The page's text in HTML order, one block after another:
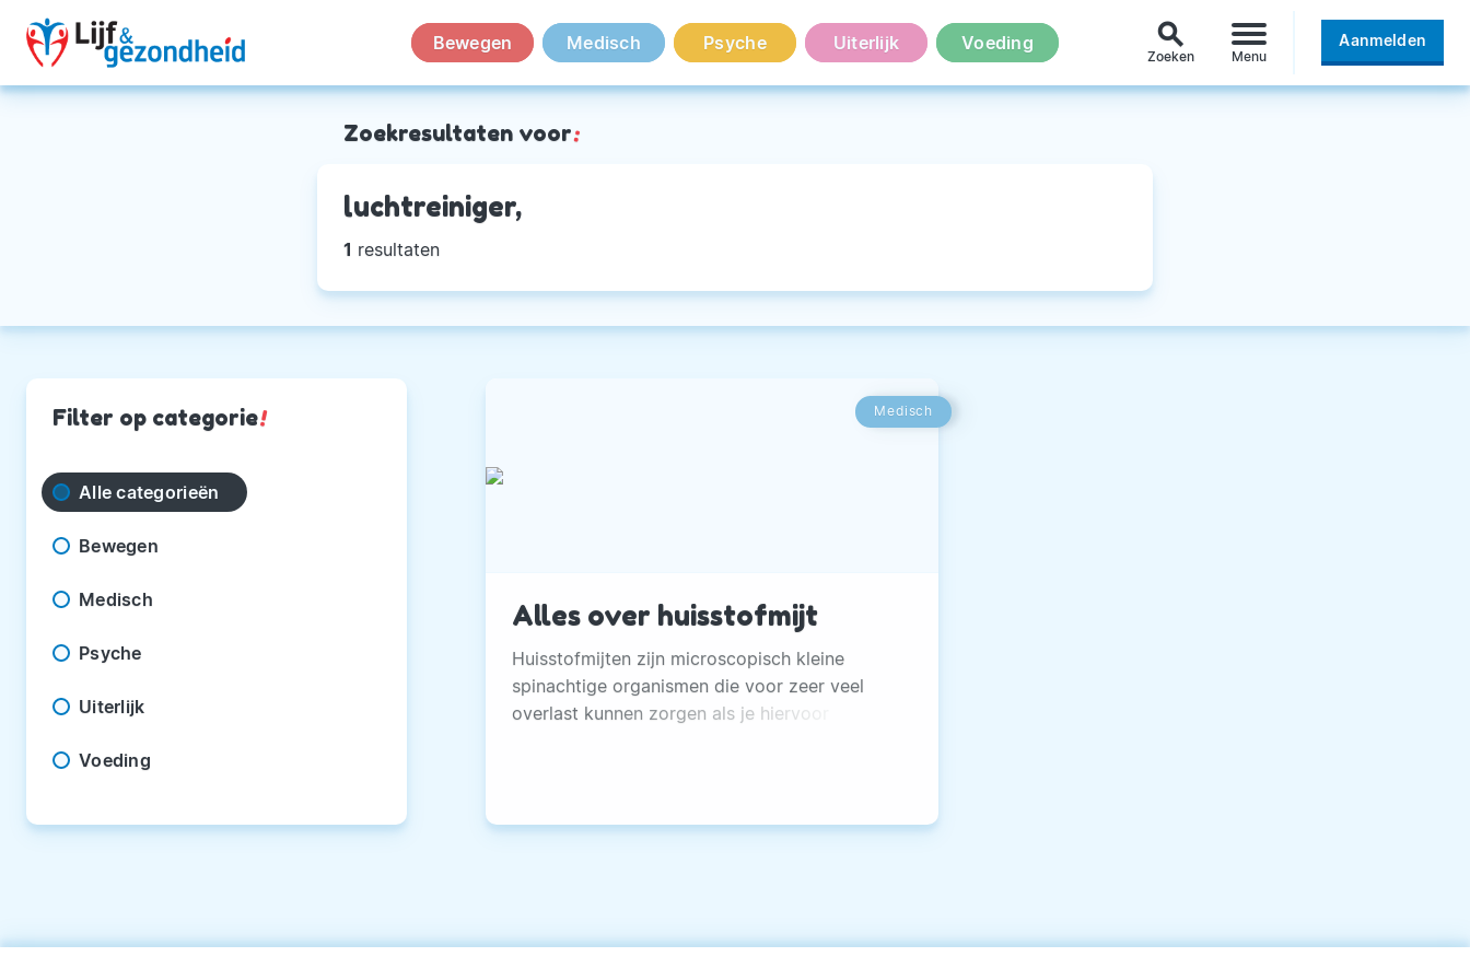
Bewegen Medisch Psyche Uiterlijk Voeding search
Zoeken Menu
Aanmelden
Zoekresultaten voor:
luchtreiniger,
1 resultaten
Filter op categorie!
Alle categorieën
Bewegen
Medisch
Psyche
Uiterlijk
Voeding
Medisch
Alles over huisstofmijt
Huisstofmijten zijn microscopisch kleine
spinachtige organismen die voor zeer veel
overlast kunnen zorgen als je hiervoor